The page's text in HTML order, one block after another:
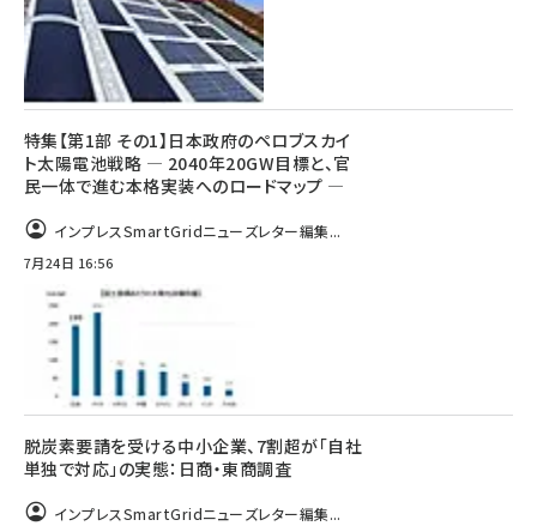
特集【第1部 その1】日本政府のペロブスカイ
ト太陽電池戦略 ― 2040年20GW目標と、官
民一体で進む本格実装へのロードマップ ―
インプレスSmartGridニューズレター編集...
7月24日 16:56
脱炭素要請を受ける中小企業、7割超が「自社
単独で対応」の実態：日商・東商調査
インプレスSmartGridニューズレター編集...